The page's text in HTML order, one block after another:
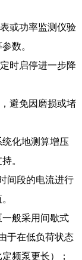
或功率监测仪验
数。
时启停进一步降
避免因磨损或堵
化地测算增压
。
间段的电流进行
般采用间歇式
于在低负荷状态
频泵更长）；